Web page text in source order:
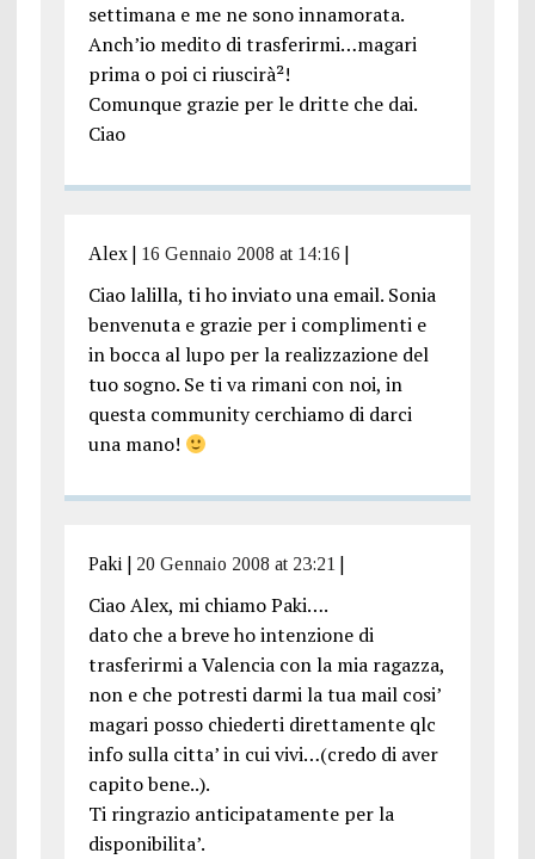
settimana e me ne sono innamorata.
Anch’io medito di trasferirmi…magari
prima o poi ci riuscirà²!
Comunque grazie per le dritte che dai.
Ciao
Alex| 16 Gennaio 2008 at 14:16
Ciao lalilla, ti ho inviato una email. Sonia
benvenuta e grazie per i complimenti e
in bocca al lupo per la realizzazione del
tuo sogno. Se ti va rimani con noi, in
questa community cerchiamo di darci
una mano!
Paki 20 Gennaio 2008 at 23:21
Ciao Alex, mi chiamo Paki….
dato che a breve ho intenzione di
trasferirmi a Valencia con la mia ragazza,
non e che potresti darmi la tua mail cosi’
magari posso chiederti direttamente qlc
info sulla citta’ in cui vivi…(credo di aver
capito bene..).
Ti ringrazio anticipatamente per la
disponibilita’.